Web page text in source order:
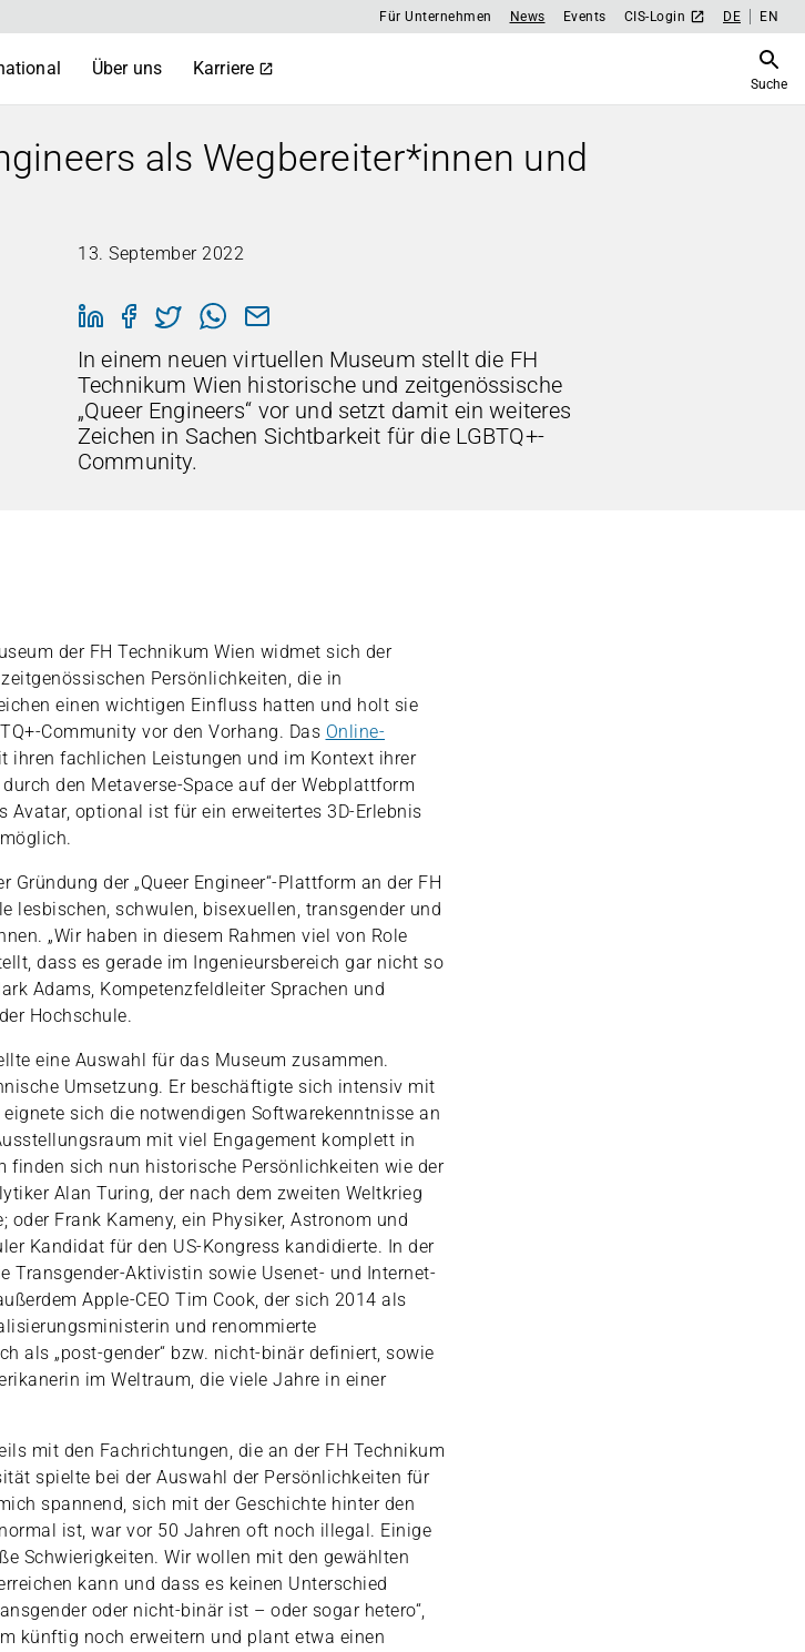
Für Unternehmen News Events CIS-Login DE EN
Über uns Karriere
Suche
als Wegbereiter*innen und
13. September 2022
In einem neuen virtuellen Museum stellt die FH
Technikum Wien historische und zeitgenössische
„Queer Engineers“ vor und setzt damit ein weiteres
Zeichen in Sachen Sichtbarkeit für die LGBTQ+-
Community.
der FH Technikum Wien widmet sich der
Persönlichkeiten, die in
einen wichtigen Einfluss hatten und holt sie
Community vor den Vorhang. Das Online-
ihren fachlichen Leistungen und im Kontext ihrer
den Metaverse-Space auf der Webplattform
optional ist für ein erweitertes 3D-Erlebnis
der „Queer Engineer“-Plattform an der FH
lesbischen, schwulen, bisexuellen, transgender und
„Wir haben in diesem Rahmen viel von Role
dass es gerade im Ingenieursbereich gar nicht so
Adams, Kompetenzfeldleiter Sprachen und
Hochschule.
eine Auswahl für das Museum zusammen.
Umsetzung. Er beschäftigte sich intensiv mit
sich die notwendigen Softwarekenntnisse an
mit viel Engagement komplett in
finden sich nun historische Persönlichkeiten wie der
Alan Turing, der nach dem zweiten Weltkrieg
Frank Kameny, ein Physiker, Astronom und
Kandidat für den US-Kongress kandidierte. In der
Transgender-Aktivistin sowie Usenet- und Internet-
Apple-CEO Tim Cook, der sich 2014 als
und renommierte
als „post-gender“ bzw. nicht-binär definiert, sowie
im Weltraum, die viele Jahre in einer
mit den Fachrichtungen, die an der FH Technikum
spielte bei der Auswahl der Persönlichkeiten für
spannend, sich mit der Geschichte hinter den
ist, war vor 50 Jahren oft noch illegal. Einige
Schwierigkeiten. Wir wollen mit den gewählten
kann und dass es keinen Unterschied
oder nicht-binär ist – oder sogar hetero“,
künftig noch erweitern und plant etwa einen